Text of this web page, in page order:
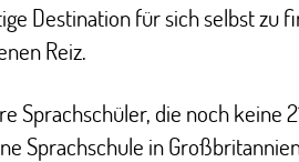
Destination für sich selbst zu
Reiz.
Sprachschüler, die noch keine
Sprachschule in